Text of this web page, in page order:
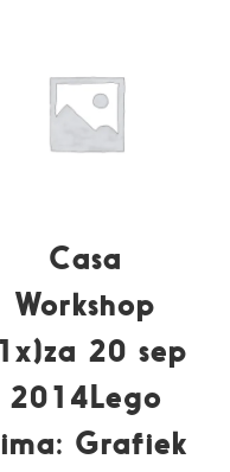
Casa
Workshop
20 sep
2014Lego
Grafiek